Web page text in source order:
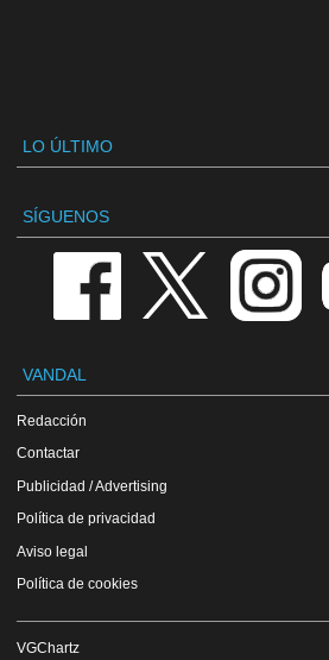
LO ÚLTIMO
SÍGUENOS
VANDAL
Redacción
Contactar
Publicidad / Advertising
Política de privacidad
Aviso legal
Política de cookies
VGChartz